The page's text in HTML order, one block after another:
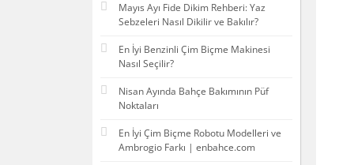
Mayıs Ayı Fide Dikim Rehberi: Yaz
Sebzeleri Nasıl Dikilir ve Bakılır?
En İyi Benzinli Çim Biçme Makinesi
Nasıl Seçilir?
Nisan Ayında Bahçe Bakımının Püf
Noktaları
En İyi Çim Biçme Robotu Modelleri ve
Ambrogio Farkı | enbahce.com